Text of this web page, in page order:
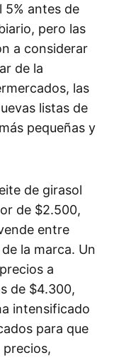
5% antes de
pero las
a considerar
de la
las
listas de
pequeñas y
de girasol
de $2.500,
entre
la marca. Un
a
de $4.300,
intensificado
para que
precios,